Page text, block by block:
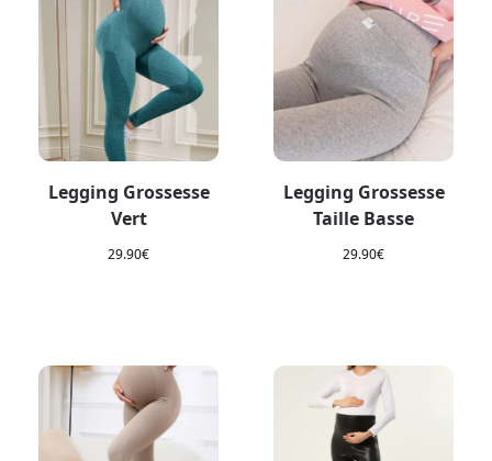
Legging Grossesse
Vert
29.90€
Legging Grossesse
Taille Basse
29.90€